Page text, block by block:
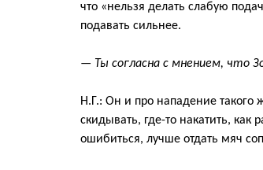
что «нельзя делать слабую
подавать сильнее.
— Ты согласна с мнением, что
Н.Г.: Он и про нападение такого
скидывать, где-то накатить, как
ошибиться, лучше отдать мяч